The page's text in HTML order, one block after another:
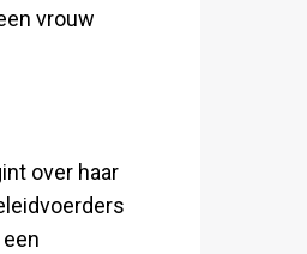
vrouw
over haar